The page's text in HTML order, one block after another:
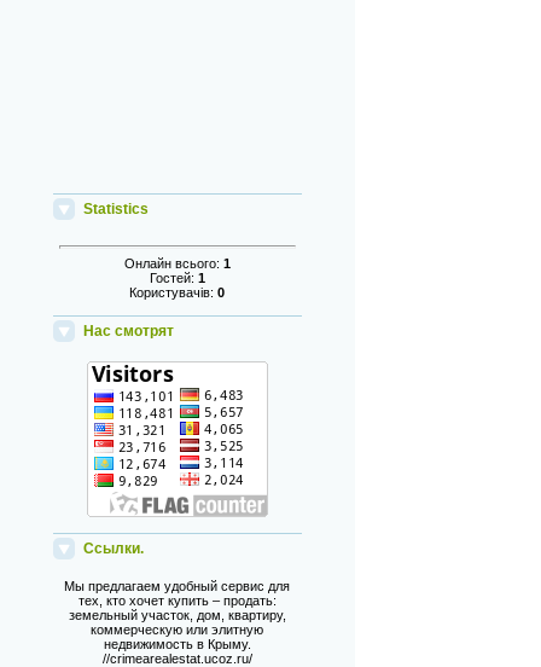
Statistics
Онлайн всього: 1
Гостей: 1
Користувачів:0
Нас смотрят
Ссылки.
Мы предлагаем удобный сервис для
тех, кто хочет купить – продать:
земельный участок, дом, квартиру,
коммерческую или элитную
недвижимость в Крыму.
//crimearealestat.ucoz.ru/